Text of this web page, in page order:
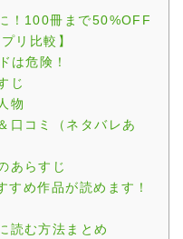
！100冊まで50%OFF
リ比較】
は危険！
じ
物
口コミ（ネタバレあ
あらすじ
め作品が読めます！
読む方法まとめ